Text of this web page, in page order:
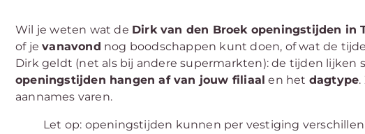
Wil je weten wat de Dirk van den Broek openingstijden in
of jevanavond nog boodschappen kunt doen, of wat de
Dirk geldt (net als bij andere supermarkten): de tijden lijken
openingstijden hangen af van jouw filiaal en het dagtype.
aannames varen.
Let op: openingstijden kunnen per vestiging